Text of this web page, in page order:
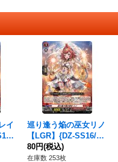
イ
巡り逢う焔の巫女リノ
【LGR】{DZ-SS16/L
G22}《ドラゴンエン
パイア》
80円(税込)
在庫数 253枚